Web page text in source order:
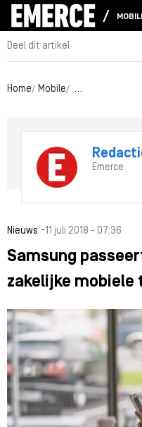
Deel dit artikel
Home Mobile Samsung
Emerce
Nieuws -11 juli 2018 - 07:36
Samsung
zakelijke mobiele